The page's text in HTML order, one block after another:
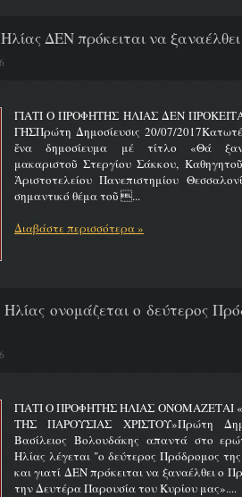
ΔΕΝ πρόκειται να ξαναέλθει
ΓΙΑΤΙ Ο ΠΡΟΦΗΤΗΣ ΗΛΙΑΣ ΔΕΝ
ΓΗΣΠρώτη Δημοσίευσις 20/07/
ἕνα δημοσίευμα μέ τίτλο «Θά
μακαριστοῦ Στεργίου Σάκκου,
Ἀριστοτελείου Πανεπιστημίου
σημαντικό θέμα τοῦ ...
Διαβάστε περισσότερα »
ονομάζεται ο δεύτερος
ΓΙΑΤΙ Ο ΠΡΟΦΗΤΗΣ ΗΛΙΑΣ
ΤΗΣ ΠΑΡΟΥΣΙΑΣ ΧΡΙΣΤΟΥ»Πρώτη
Βασίλειος Βολουδάκης απαντά στο
Ηλίας λέγεται "ο δεύτερος Πρόδρομος
και γιατί ΔΕΝ πρόκειται να ξαναέλθει ο
την Δευτέρα Παρουσία του Κυρίου μας»....